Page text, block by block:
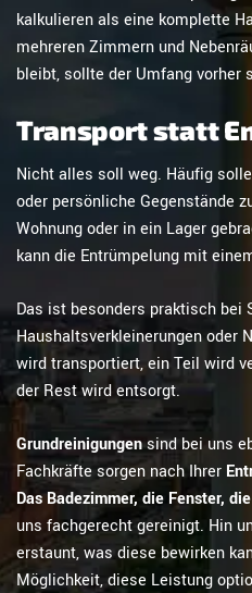
kalkulieren als eine komplette
mehreren Zimmern und
bleibt, sollte der Umfang vorher
Transport statt
Nicht alles soll weg. Häufig
oder persönliche Gegenstände
Wohnung oder in ein Lager
kann die Entrümpelung mit
Das ist besonders praktisch bei
Haushaltsverkleinerungen oder
wird transportiert, ein Teil wird
der Rest wird entsorgt.
Grundreinigungensind bei uns
Fachkräfte sorgen nach Ihrer
Das Badezimmer, die Fenster,
uns fachgerecht gereinigt. Hin
erstaunt, was diese bewirken
Möglichkeit, diese Leistung